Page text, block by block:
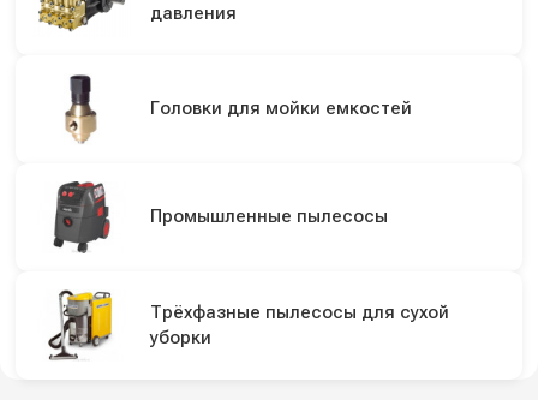
давления
Головки для мойки емкостей
Промышленные пылесосы
Трёхфазные пылесосы для сухой
уборки